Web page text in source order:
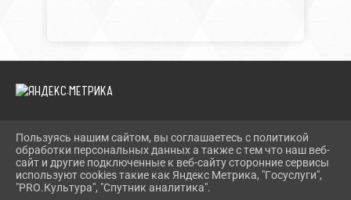
2026 Г. TEVRIZLIB.RU
ВХОД
КАРТА САЙТА
ПОЛИТИКА ОБРАБОТКИ ПЕРСОНАЛЬНЫХ ДАННЫХ
Пользуясь нашим сайтом, вы соглашаетесь с политикой
обработки персональных данных а также с тем что наш веб-
сайт и другие подключенные к веб-сайту сторонние сервисы
используют cookies такие как Яндекс Метрика, "Госуслуги",
"PRO.Культура", "Спутник аналитика".